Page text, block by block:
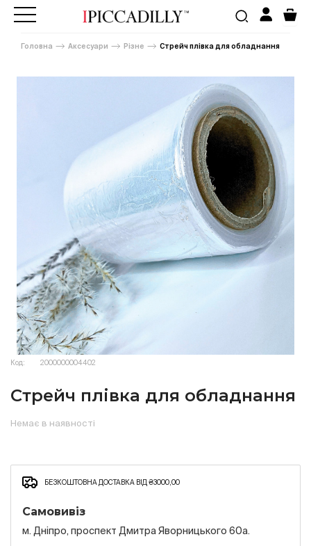
Головна Аксесуари Різне Стрейч плівка для обладнання
Код: 2000000004402
Стрейч плівка для обладнання
Немає в наявності
БЕЗКОШТОВНА ДОСТАВКА ВІД ₴3000,00
Самовивіз
м. Дніпро, проспект Дмитра Яворницького 60а.